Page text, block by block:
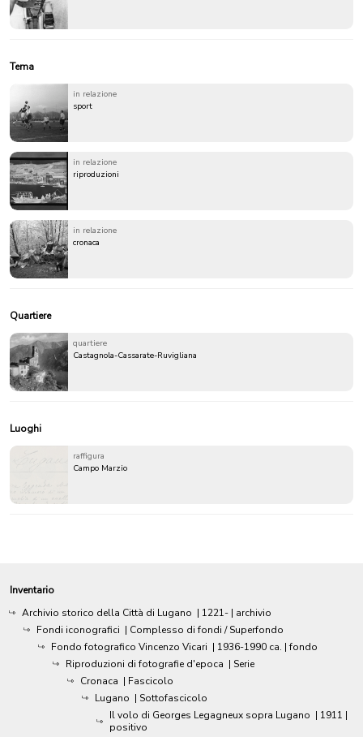
Tema
in relazione
sport
in relazione
riproduzioni
in relazione
cronaca
Quartiere
quartiere
Castagnola-Cassarate-Ruvigliana
Luoghi
raffigura
Campo Marzio
Inventario
Archivio storico della Città di Lugano | 1221- | archivio
Fondi iconografici | Complesso di fondi / Superfondo
Fondo fotografico Vincenzo Vicari | 1936-1990 ca. | fondo
Riproduzioni di fotografie d'epoca | Serie
Cronaca | Fascicolo
Lugano | Sottofascicolo
Il volo di Georges Legagneux sopra Lugano | 1911 |
positivo